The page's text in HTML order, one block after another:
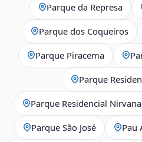
Parque da Represa
Parque dos Coqueiros
Parque Piracema
Parque
Parque Residencial Nirvana
Parque São José Pau